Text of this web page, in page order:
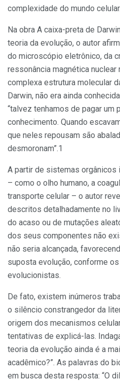
complexidade do mundo celular.
Na obra A caixa-preta de
teoria da evolução, o autor
do microscópio eletrônico, da
ressonância magnética
complexa estrutura molecular
Darwin, não era ainda
“talvez tenhamos de pagar um
conhecimento. Quando
que neles repousam são
desmoronam”.1
A partir de sistemas
– como o olho humano, a
transporte celular – o autor
descritos detalhadamente no
do acaso ou de mutações
dos seus componentes não
não seria alcançada,
suposta evolução, conforme
evolucionistas.
De fato, existem inúmeros
o silêncio constrangedor da
origem dos mecanismos
tentativas de explicá-las.
teoria da evolução ainda é a
acadêmico?”. As palavras do
em busca desta resposta: “O